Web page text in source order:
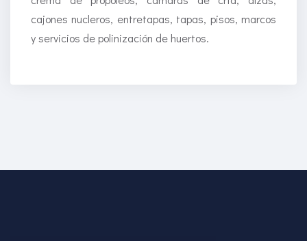
cajones nucleros, entretapas, tapas, pisos, marcos
y servicios de polinización de huertos.